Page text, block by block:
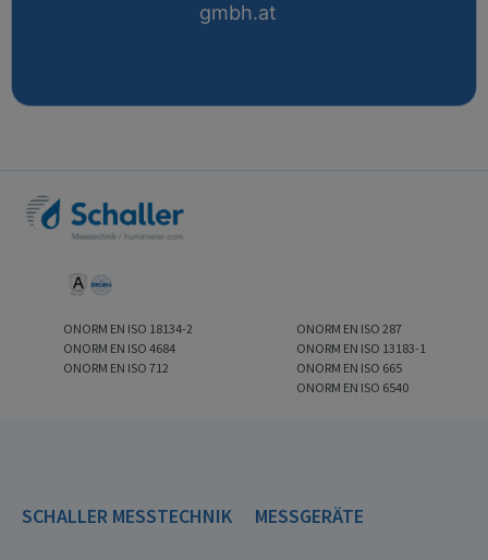
gmbh.at
ONORM EN ISO 18134-2
ONORM EN ISO 4684
ONORM EN ISO 712
ONORM EN ISO 287
ONORM EN ISO 13183-1
ONORM EN ISO 665
ONORM EN ISO 6540
SCHALLER MESSTECHNIK MESSGERÄTE